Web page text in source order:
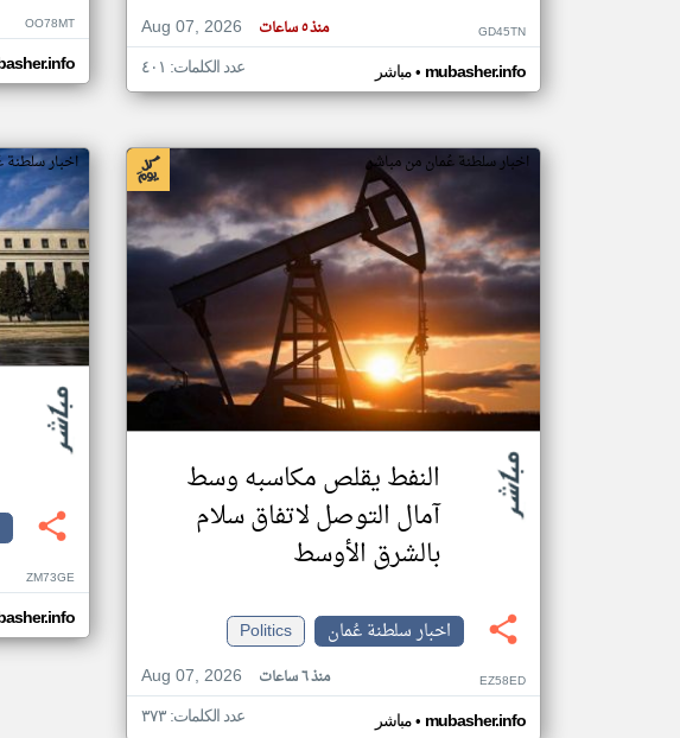
Aug 07, 2026
منذ ٥ ساعات GD45TN
مباشر• mubasher.info عدد الكلمات: ٤٠١
OO78MT
اخبار سلطنة عُمان من مباشر
النفط يقلص مكاسبه وسط
آمال التوصل لاتفاق سلام
بالشرق الأوسط
اخبار سلطنة عُمان
Politics
Aug 07, 2026
منذ ٦ ساعات EZ58ED
مباشر• mubasher.info عدد الكلمات: ٣٧٣
اخبار
ZM73GE